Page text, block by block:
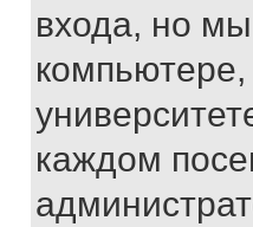
входа, но
каждом